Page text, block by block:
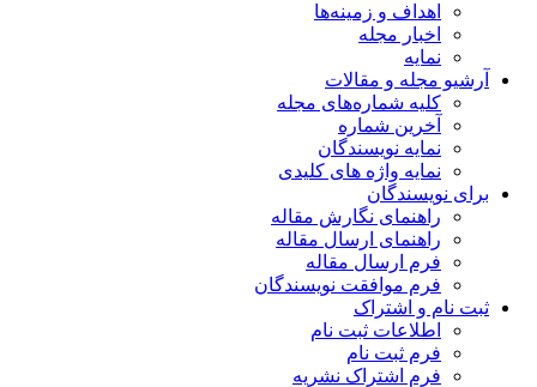
اهداف و زمینه‌ها
اخبار مجله
نمایه
آرشیو مجله و مقالات
کلیه شماره‌های مجله
آخرین شماره
نمایه نویسندگان
نمایه واژه های کلیدی
برای نویسندگان
راهنمای نگارش مقاله
راهنمای ارسال مقاله
فرم ارسال مقاله
فرم موافقت نویسندگان
ثبت نام و اشتراک
اطلاعات ثبت نام
فرم ثبت نام
فرم اشتراک نشریه